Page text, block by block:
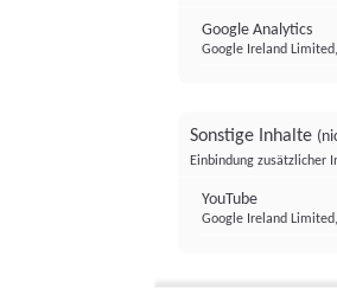
Google Analytics
Google Ireland
Sonstige Inhalte
Einbindung zusätzlicher
YouTube
Google Ireland